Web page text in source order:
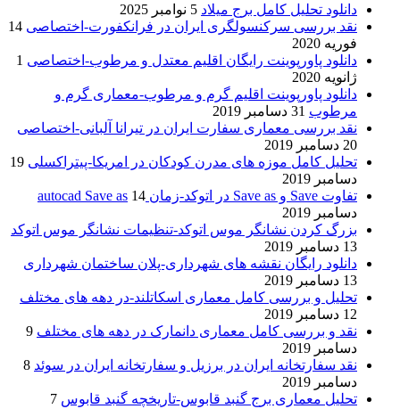
دانلود تحلیل کامل برج میلاد 5 نوامبر 2025
نقد بررسی سرکنسولگری ایران در فرانکفورت-اختصاصی 14
فوریه 2020
دانلود پاورپوینت رایگان اقلیم معتدل و مرطوب-اختصاصی 1
ژانویه 2020
دانلود پاورپوینت اقلیم گرم و مرطوب-معماری گرم و
مرطوب 31 دسامبر 2019
نقد بررسی معماری سفارت ایران در تیرانا آلبانی-اختصاصی
20 دسامبر 2019
تحلیل کامل موزه های مدرن کودکان در امریکا-پیتراکسلی 19
دسامبر 2019
تفاوت Save و Save as در اتوکد-زمان autocad Save as
14
دسامبر 2019
بزرگ کردن نشانگر موس اتوکد-تنظیمات نشانگر موس اتوکد
13 دسامبر 2019
دانلود رایگان نقشه های شهرداری-پلان ساختمان شهرداری
13 دسامبر 2019
تحلیل و بررسی کامل معماری اسکاتلند-در دهه های مختلف
12 دسامبر 2019
نقد و بررسی کامل معماری دانمارک در دهه های مختلف 9
دسامبر 2019
نقد سفارتخانه ایران در برزیل و سفارتخانه ایران در سوئد 8
دسامبر 2019
تحلیل معماری برج گنبد قابوس-تاریخچه گنبد قابوس 7